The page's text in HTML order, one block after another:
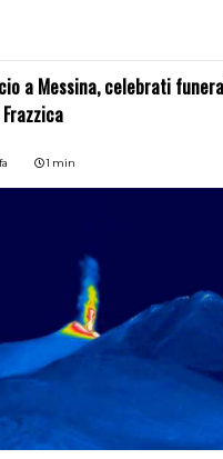
a Messina, celebrati
1 min